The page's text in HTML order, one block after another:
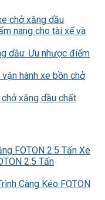
chở xăng dầu
nang cho tài xế và
dầu: Ưu nhược điểm
hành xe bồn chở
xăng dầu chất
Xe
2.5 Tấn